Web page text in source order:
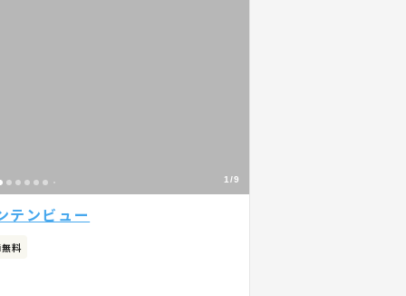
1/9
ンビュー
料